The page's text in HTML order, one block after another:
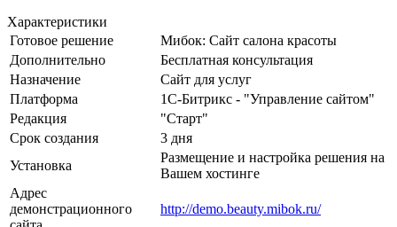
Характеристики
Готовое решение
Мибок: Сайт салона красоты
Дополнительно
Бесплатная консультация
Назначение
Сайт для услуг
Платформа
1С-Битрикс - "Управление сайтом"
Редакция
"Старт"
Срок создания
3 дня
Установка
Размещение и настройка решения на
Вашем хостинге
Адрес
демонстрационного
http://demo.beauty.mibok.ru/